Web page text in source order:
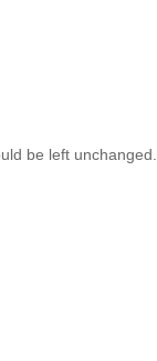
be left unchanged.